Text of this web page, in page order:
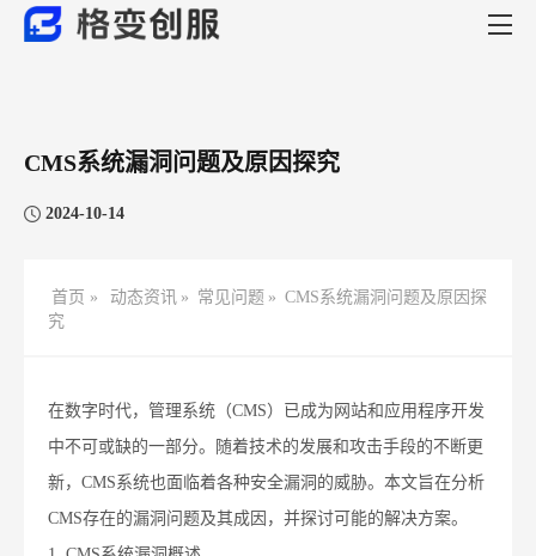
CMS系统漏洞问题及原因探究
2024-10-14
首页 » 动态资讯 » 常见问题 » CMS系统漏洞问题及原因探
究
在数字时代，管理系统（CMS）已成为网站和应用程序开发
中不可或缺的一部分。随着技术的发展和攻击手段的不断更
新，CMS系统也面临着各种安全漏洞的威胁。本文旨在分析
CMS存在的漏洞问题及其成因，并探讨可能的解决方案。